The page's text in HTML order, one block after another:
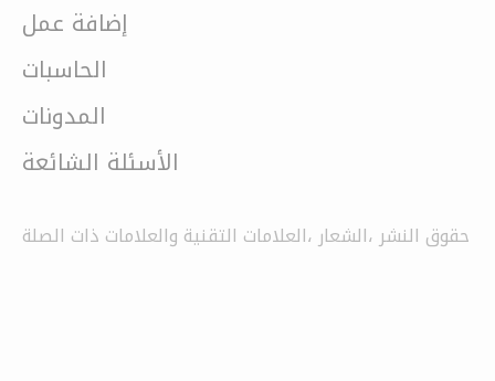
إضافة عمل
الحاسبات
المدونات
الأسئلة الشائعة
حقوق النشر ،الشعار ،العلامات التقنية والعلامات ذات الصلة